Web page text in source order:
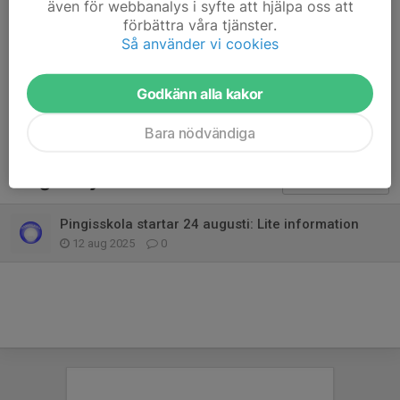
och be dem anmäla sig via vår hemsida.
Dela nyhet
Pingisskola startar 24 augusti: Lite information
12 aug 2025 0
även för webbanalys i syfte att hjälpa oss att
förbättra våra tjänster.
Så använder vi cookies
Godkänn alla kakor
Bara nödvändiga